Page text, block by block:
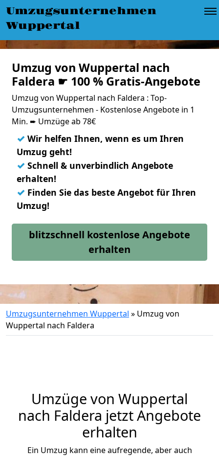
Umzugsunternehmen
Wuppertal
Umzug von Wuppertal nach
Faldera ☛ 100 % Gratis-Angebote
Umzug von Wuppertal nach Faldera : Top-
Umzugsunternehmen - Kostenlose Angebote in 1
Min. ➨ Umzüge ab 78€
✓ Wir helfen Ihnen, wenn es um Ihren
Umzug geht!
✓ Schnell & unverbindlich Angebote
erhalten!
✓ Finden Sie das beste Angebot für Ihren
Umzug!
blitzschnell kostenlose Angebote
erhalten
Umzugsunternehmen Wuppertal » Umzug von
Wuppertal nach Faldera
Umzüge von Wuppertal
nach Faldera jetzt Angebote
erhalten
Ein Umzug kann eine aufregende, aber auch